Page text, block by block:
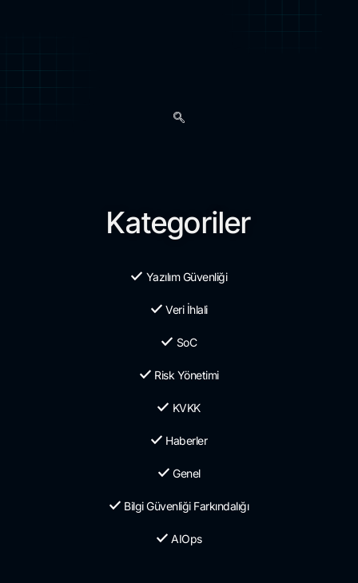
Kategoriler
Yazılım Güvenliği
Veri İhlali
SoC
Risk Yönetimi
KVKK
Haberler
Genel
Bilgi Güvenliği Farkındalığı
AIOps